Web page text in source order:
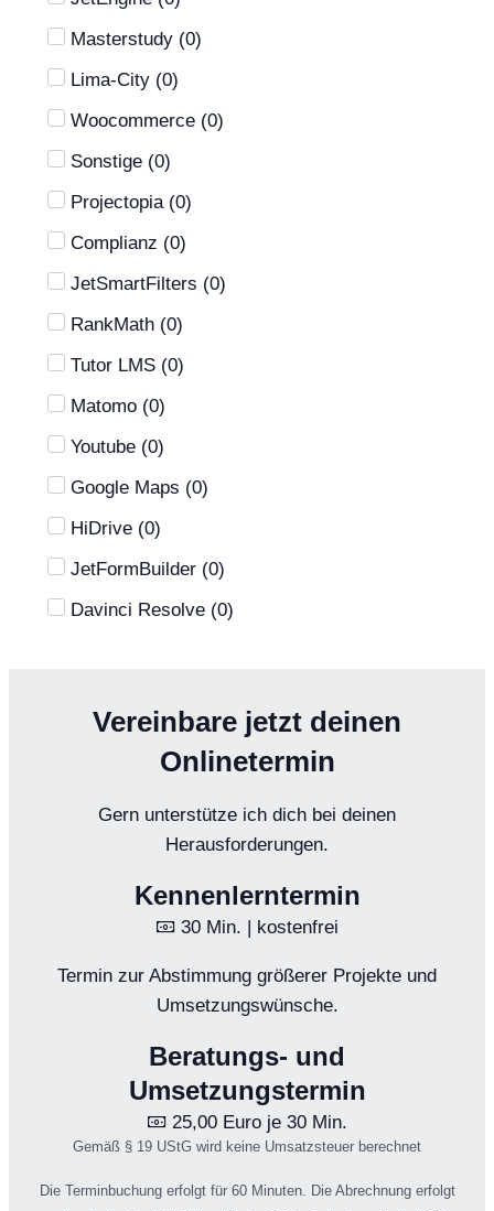
Masterstudy (0)
Lima-City (0)
Woocommerce (0)
Sonstige (0)
Projectopia (0)
Complianz (0)
JetSmartFilters (0)
RankMath (0)
Tutor LMS (0)
Matomo (0)
Youtube (0)
Google Maps (0)
HiDrive (0)
JetFormBuilder (0)
Davinci Resolve (0)
Vereinbare jetzt deinen
Onlinetermin
Gern unterstütze ich dich bei deinen
Herausforderungen.
Kennenlerntermin
30 Min. | kostenfrei
Termin zur Abstimmung größerer Projekte und
Umsetzungswünsche.
Beratungs- und
Umsetzungstermin
25,00 Euro je 30 Min.
Gemäß § 19 UStG wird keine Umsatzsteuer berechnet
Die Terminbuchung erfolgt für 60 Minuten. Die Abrechnung erfolgt